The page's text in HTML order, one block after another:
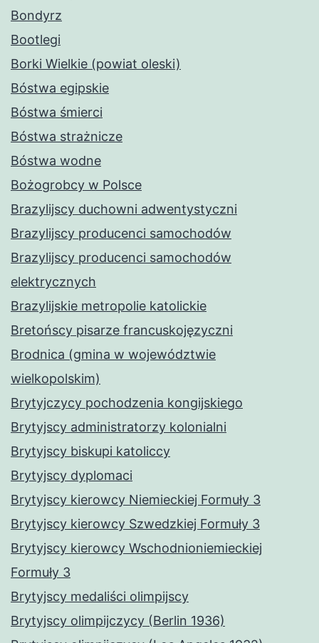
Bondyrz
Bootlegi
Borki Wielkie (powiat oleski)
Bóstwa egipskie
Bóstwa śmierci
Bóstwa strażnicze
Bóstwa wodne
Bożogrobcy w Polsce
Brazylijscy duchowni adwentystyczni
Brazylijscy producenci samochodów
Brazylijscy producenci samochodów
elektrycznych
Brazylijskie metropolie katolickie
Bretońscy pisarze francuskojęzyczni
Brodnica (gmina w województwie
wielkopolskim)
Brytyjczycy pochodzenia kongijskiego
Brytyjscy administratorzy kolonialni
Brytyjscy biskupi katoliccy
Brytyjscy dyplomaci
Brytyjscy kierowcy Niemieckiej Formuły 3
Brytyjscy kierowcy Szwedzkiej Formuły 3
Brytyjscy kierowcy Wschodnioniemieckiej
Formuły 3
Brytyjscy medaliści olimpijscy
Brytyjscy olimpijczycy (Berlin 1936)